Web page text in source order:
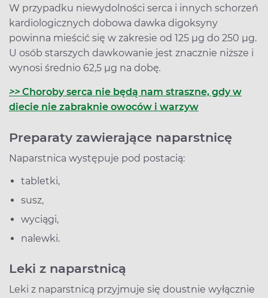
W przypadku niewydolności serca i innych schorzeń
kardiologicznych dobowa dawka digoksyny
powinna mieścić się w zakresie od 125 µg do 250 µg.
U osób starszych dawkowanie jest znacznie niższe i
wynosi średnio 62,5 µg na dobę.
>> Choroby serca nie będą nam straszne, gdy w
diecie nie zabraknie owoców i warzyw
Preparaty zawierające naparstnicę
Naparstnica występuje pod postacią:
tabletki,
susz,
wyciągi,
nalewki.
Leki z naparstnicą
Leki z naparstnicą przyjmuje się doustnie wyłącznie